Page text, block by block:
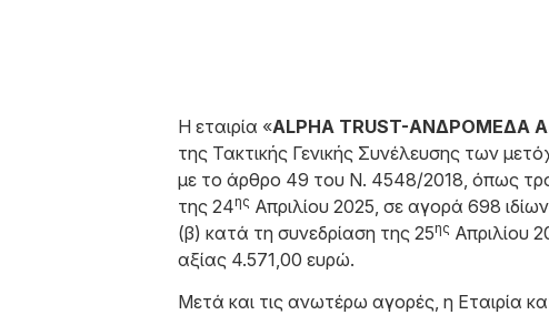
Η εταιρία «ALPHA TRUST-ΑΝΔΡΟΜΕΔΑ
της Τακτικής Γενικής Συνέλευσης των
με το άρθρο 49 του N. 4548/2018, όπως
της 24ης Απριλίου 2025, σε αγορά 698
(β) κατά τη συνεδρίαση της 25ης Απριλίου
αξίας 4.571,00 ευρώ.
Μετά και τις ανωτέρω αγορές, η Εταιρία